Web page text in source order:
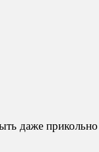
даже прикольно